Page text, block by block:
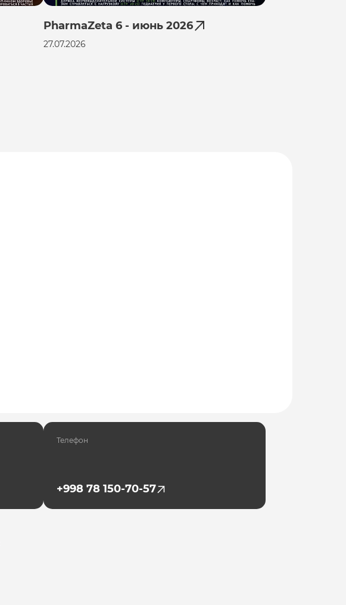
PharmaZeta 6 - июнь 2026
27.07.2026
Телефон
+998 78 150-70-57